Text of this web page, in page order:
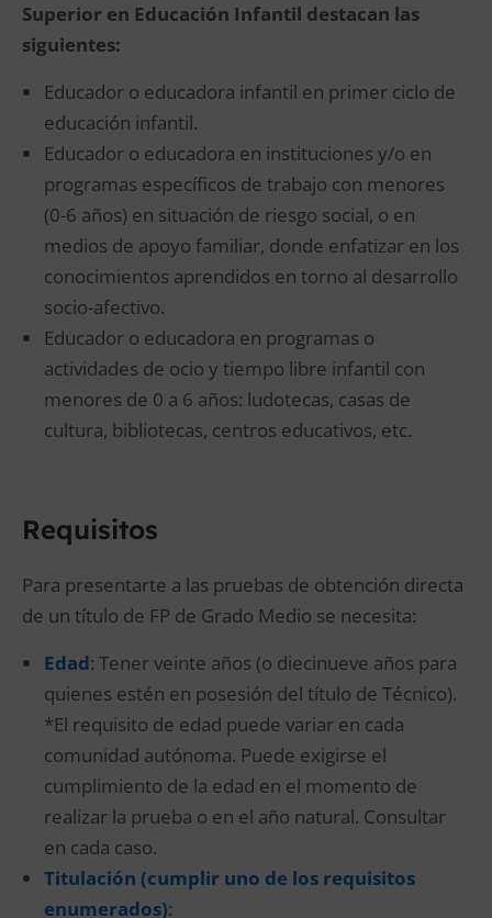
Superior en Educación Infantil destacan las
siguientes:
Educador o educadora infantil en primer ciclo de
educación infantil.
Educador o educadora en instituciones y/o en
programas específicos de trabajo con menores
(0-6 años) en situación de riesgo social, o en
medios de apoyo familiar, donde enfatizar en los
conocimientos aprendidos en torno al desarrollo
socio-afectivo.
Educador o educadora en programas o
actividades de ocio y tiempo libre infantil con
menores de 0 a 6 años: ludotecas, casas de
cultura, bibliotecas, centros educativos, etc.
Requisitos
Para presentarte a las pruebas de obtención directa
de un título de FP de Grado Medio se necesita:
Edad: Tener veinte años (o diecinueve años para
quienes estén en posesión del título de Técnico).
*El requisito de edad puede variar en cada
comunidad autónoma. Puede exigirse el
cumplimiento de la edad en el momento de
realizar la prueba o en el año natural. Consultar
en cada caso.
Titulación (cumplir uno de los requisitos
enumerados):